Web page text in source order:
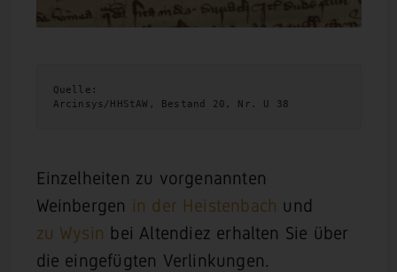
Quelle:
Arcinsys/HHStAW, Bestand 20, Nr. U 38
Einzelheiten zu vorgenannten
Weinbergen in der Heistenbach und
zu Wysin bei Altendiez erhalten Sie über
die eingefügten Verlinkungen.